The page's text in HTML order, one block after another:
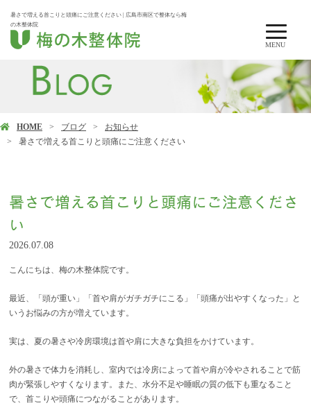
MENU
暑さで増える首こりと頭痛にご注意ください | 広島市南区で整体なら梅
の木整体院
HOME ブログ
お知らせ
暑さで増える首こりと頭痛にご注意ください
暑さで増える首こりと頭痛にご注意くださ
い
2026.07.08
こんにちは、梅の木整体院です。
最近、「頭が重い」「首や肩がガチガチにこる」「頭痛が出やすくなった」と
いうお悩みの方が増えています。
実は、夏の暑さや冷房環境は首や肩に大きな負担をかけています。
外の暑さで体力を消耗し、室内では冷房によって首や肩が冷やされることで筋
肉が緊張しやすくなります。また、水分不足や睡眠の質の低下も重なること
で、首こりや頭痛につながることがあります。